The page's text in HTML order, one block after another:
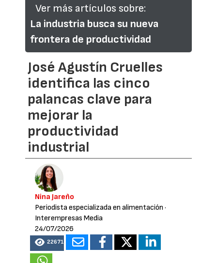
Ver más artículos sobre:
La industria busca su nueva
frontera de productividad
José Agustín Cruelles
identifica las cinco
palancas clave para
mejorar la
productividad
industrial
Nina Jareño
Periodista especializada en alimentación ·
Interempresas Media
24/07/2026
22671